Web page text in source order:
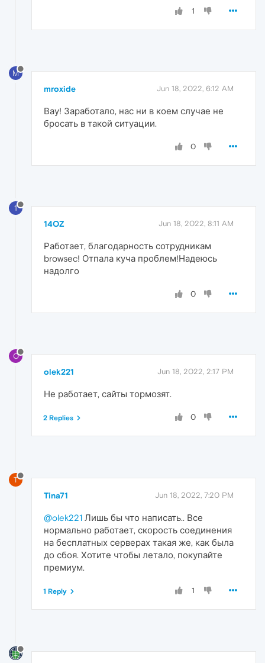
1
M
mroxide Jun 18, 2022, 6:12 AM
Вау! Заработало, нас ни в коем случае не
бросать в такой ситуации.
0
1
14OZ Jun 18, 2022, 8:11 AM
Работает, благодарность сотрудникам
browsec! Отпала куча проблем!Надеюсь
надолго
0
O
olek221 Jun 18, 2022, 2:17 PM
Не работает, сайты тормозят.
0
2 Replies
T
Tina71 Jun 18, 2022, 7:20 PM
@olek221 Лишь бы что написать.. Все
нормально работает, скорость соединения
на бесплатных серверах такая же, как была
до сбоя. Хотите чтобы летало, покупайте
премиум.
1
1 Reply